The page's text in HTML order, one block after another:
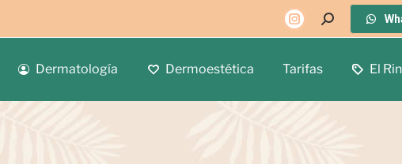
Dermatología Dermoestética Tarifas El